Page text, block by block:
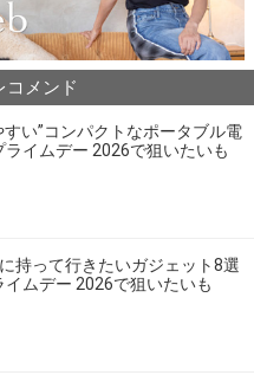
コメンド
い”コンパクトなポータブル電
イムデー 2026で狙いたいも
持って行きたいガジェット8選
ムデー 2026で狙いたいも